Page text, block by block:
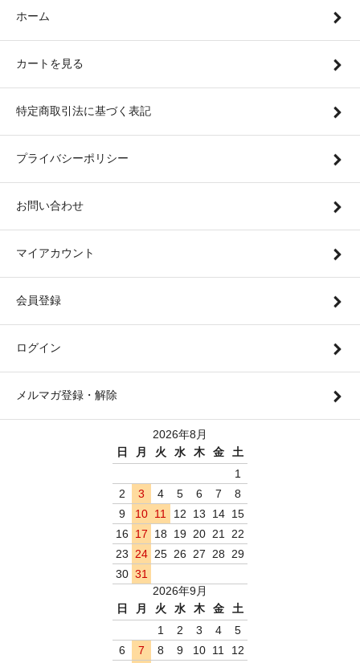
ホーム
カートを見る
特定商取引法に基づく表記
プライバシーポリシー
お問い合わせ
マイアカウント
会員登録
ログイン
メルマガ登録・解除
2026年8月
日
月 火 水 木 金
土
1
2
3 4 5 6 7
8
9
10 11 12 13 14 15
16
17 18 19 20 21 22
23 24 25 26 27 28 29
30 31
2026年9月
日
月 火 水 木 金
土
1
2 3 4
5
6
7 8 9 10 11
12